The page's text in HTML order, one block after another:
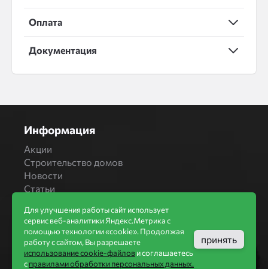
Оплата
Документация
Информация
Акции
Строительство домов
Новости
Статьи
Бренды
Bonolit
Завод Мстера
Вышневолоцкая керамика
Для улучшения работы сайт использует
сервис веб-аналитики Яндекс.Метрика с
помощью технологии «cookie». Продолжая
работу с сайтом, Вы разрешаете
использование cookie-файлови соглашаетесь
справилами обработки персональных данных.
принять